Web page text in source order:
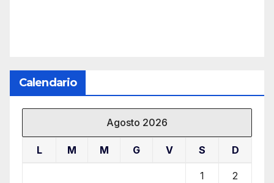
Calendario
Agosto 2026
L M M G V S D
1 2